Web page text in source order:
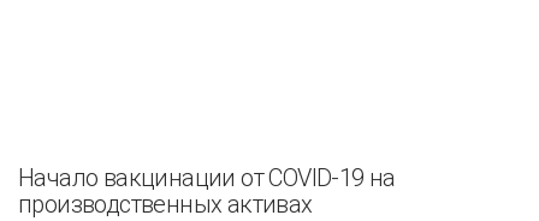
Начало вакцинации от COVID-19 на
производственных активах